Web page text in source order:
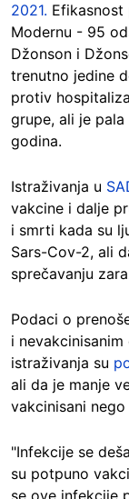
2021.
Modernu - 95
Džonson i
trenutno jedine
protiv
grupe, ali je
godina.
Istraživanja u
vakcine i dalje
i smrti kada su
Sars-Cov-2, ali
sprečavanju
Podaci o
i
istraživanja su
ali da je manje
vakcinisani nego
"Infekcije se
su potpuno